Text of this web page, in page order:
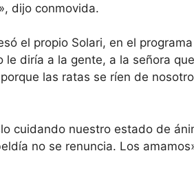
dijo conmovida.
el propio Solari, en el
le diría a la gente, a la señora
las ratas se ríen de
cuidando nuestro estado de
no se renuncia. Los